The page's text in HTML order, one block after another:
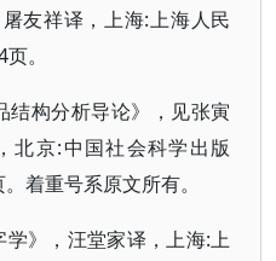
友祥译，上海:上海人民
。
结构分析导论》，见张寅
北京:中国社会科学出版
着重号系原文所有。
》，汪堂家译，上海:上